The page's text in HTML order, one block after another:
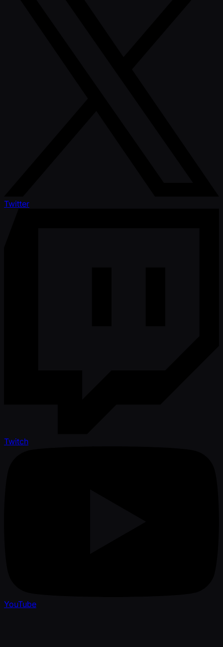
Twitter
Twitch
YouTube